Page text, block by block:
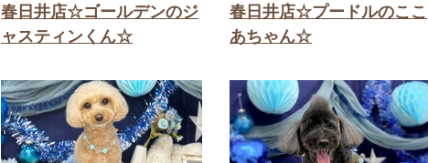
春日井店☆ゴールデンのジ
ャスティンくん☆
春日井店☆プードルのここ
あちゃん☆